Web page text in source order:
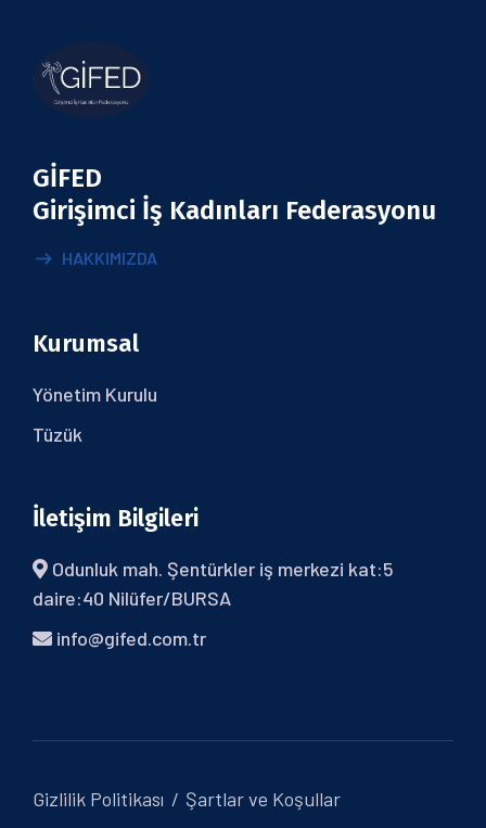
GİFED
Girişimci İş Kadınları Federasyonu
HAKKIMIZDA
Kurumsal
Yönetim Kurulu
Tüzük
İletişim Bilgileri
Odunluk mah. Şentürkler iş merkezi kat:5
daire:40 Nilüfer/BURSA
info@gifed.com.tr
Gizlilik Politikası Şartlar ve Koşullar